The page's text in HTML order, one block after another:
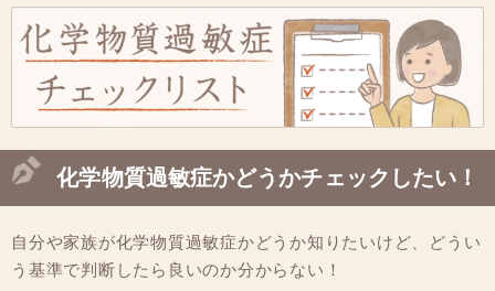
化学物質過敏症かどうかチェックしたい！
自分や家族が化学物質過敏症かどうか知りたいけど、どうい
う基準で判断したら良いのか分からない！